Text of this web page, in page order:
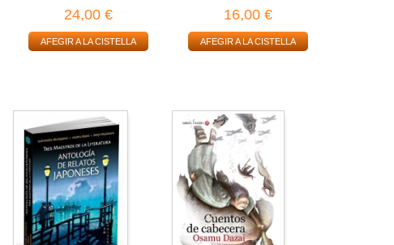
24,00 €
AFEGIR A LA CISTELLA
16,00 €
AFEGIR A LA CISTELLA